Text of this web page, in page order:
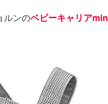
ルンのベビーキャリア